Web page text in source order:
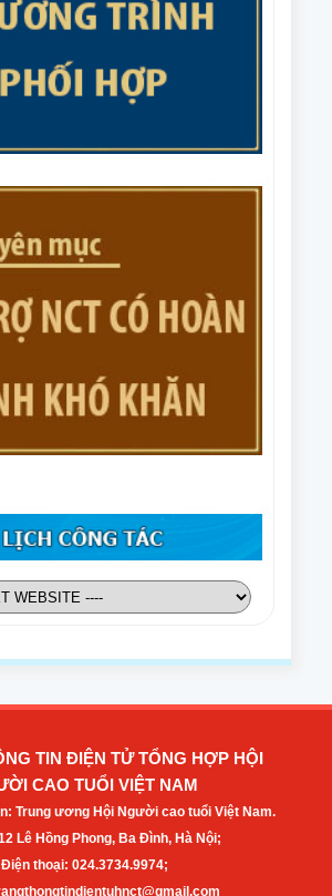
TIN ĐIỆN TỬ TỔNG HỢP HỘI
CAO TUỔI VIỆT NAM
Trung ương Hội Người cao tuổi Việt Nam.
Lê Hồng Phong, Ba Đình, Hà Nội;
Điện thoại: 024.3734.9974;